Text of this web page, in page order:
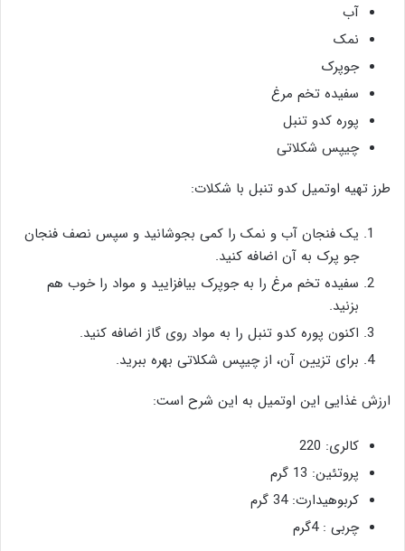
آب
نمک
جوپرک
سفیده تخم مرغ
پوره کدو تنبل
چیپس شکلاتی
طرز تهیه اوتمیل کدو تنبل با شکلات:
یک فنجان آب و نمک را کمی بجوشانید و سپس نصف فنجان
جو پرک به آن اضافه کنید.
سفیده تخم مرغ را به جوپرک بیافزایید و مواد را خوب هم
بزنید.
اکنون پوره کدو تنبل را به مواد روی گاز اضافه کنید.
برای تزیین آن، از چیپس شکلاتی بهره ببرید.
ارزش غذایی این اوتمیل به این شرح است:
کالری: 220
پروتئین: 13 گرم
کربوهیدارت: 34 گرم
چربی : 4گرم